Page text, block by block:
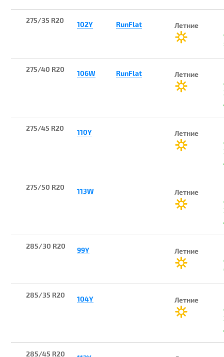
275/35 R20 102Y RunFlat Летние
275/40 R20 106W RunFlat Летние
275/45 R20 110Y Летние
275/50 R20 113W Летние
285/30 R20 99Y Летние
285/35 R20 104Y Летние
285/45 R20